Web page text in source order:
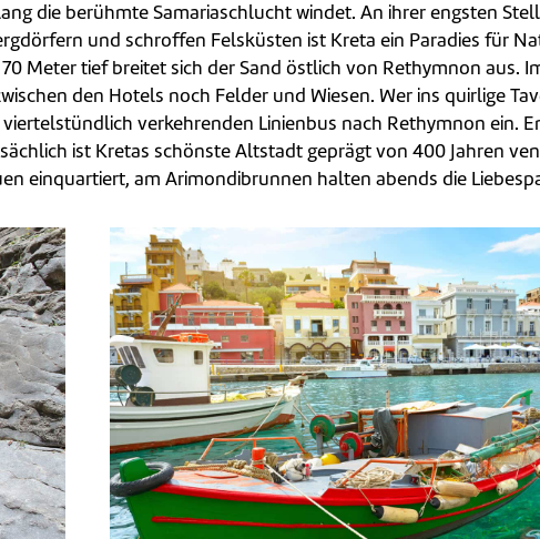
die berühmte Samariaschlucht windet. An ihrer engsten
und schroffen Felsküsten ist Kreta ein Paradies für
Meter tief breitet sich der Sand östlich von Rethymnon aus.
den Hotels noch Felder und Wiesen. Wer ins quirlige
verkehrenden Linienbus nach Rethymnon ein.
ist Kretas schönste Altstadt geprägt von 400 Jahren
einquartiert, am Arimondibrunnen halten abends die